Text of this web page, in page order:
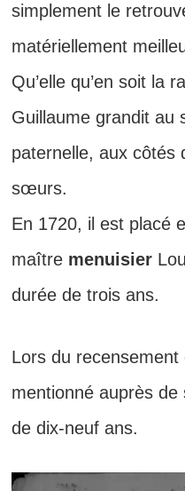
simplement le
matériellement
Qu’elle qu’en soit la
Guillaume grandit au
paternelle, aux côtés
sœurs.
En 1720, il est placé
maître menuisier
durée de trois ans.
Lors du
mentionné auprès
de dix-neuf ans.